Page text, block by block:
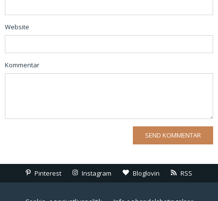
Website
Kommentar
Pinterest Instagram Bloglovin RSS